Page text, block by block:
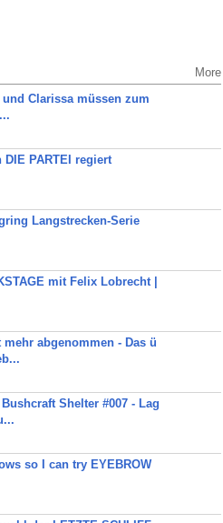
More
Clarissa müssen zum
DIE PARTEI regiert
Langstrecken-Serie
mit Felix Lobrecht |
abgenommen - Das ü
Bushcraft Shelter #007 - Lag
so I can try EYEBROW